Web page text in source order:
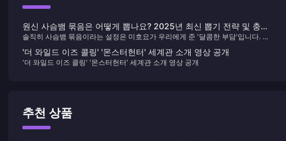
원신 사슴뱀 묶음은 어떻게 뽑나요? 2025년 최신 뽑기 전략 및 충전
최적화 가이드
솔직히 사슴뱀 묶음이라는 설정은 미호요가 우리에게 준 '달콤한 부담'입니다. 원
캐릭터 가치를 평가하고, 외모에 현혹되지 말 것을 권합니다. 저도 야에 미코의 목
소리 때문에 파산할 뻔했지만요.
'더 와일드 이즈 콜링' '몬스터헌터' 세계관 소개 영상 공개
'더 와일드 이즈 콜링' '몬스터헌터' 세계관 소개 영상 공개
추천 상품